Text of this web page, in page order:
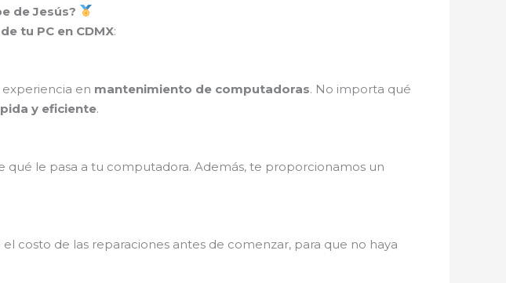
de Jesús?
tu PC en CDMX:
en mantenimiento de computadoras. No importa qué
y eficiente.
le pasa a tu computadora. Además, te proporcionamos un
costo de las reparaciones antes de comenzar, para que no haya